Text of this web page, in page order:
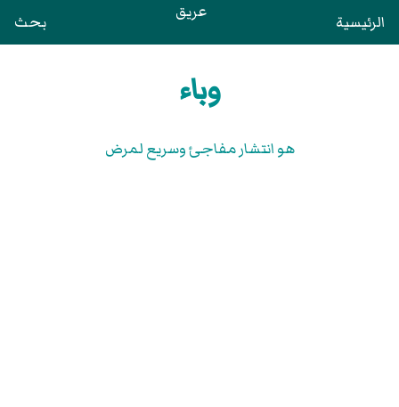
الرئيسية عريق بحث
وباء
هو انتشار مفاجئ وسريع لمرض